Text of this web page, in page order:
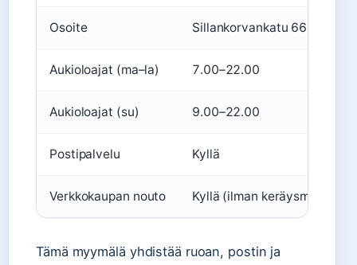
Osoite Sillankorvankatu 66, 05810
Aukioloajat (ma–la) 7.00–22.00
Aukioloajat (su) 9.00–22.00
Postipalvelu Kyllä
Verkkokaupan nouto Kyllä (ilman keräysmaksua)
Tämä myymälä yhdistää ruoan, postin ja